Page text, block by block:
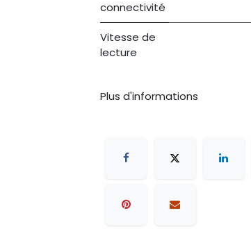
connectivité
Vitesse de
lecture
Plus d'informations